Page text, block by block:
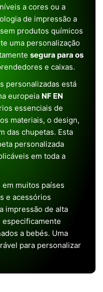
a cores ou a
de impressão a
produtos químicos
uma personalização
segura para os
e caixas.
personalizadas está
europeia NF EN
essenciais de
materiais, o design,
das chupetas. Esta
personalizada
em toda a
em muitos países
e acessórios
impressão de alta
a bebés. Uma
para personalizar